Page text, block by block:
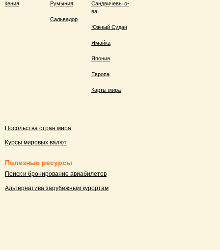
Кения Румыния
Сальвадор
Сандвичевы о-
ва
Южный Судан
Ямайка
Япония
Европа
Карты мира
Посольства стран мира
Курсы мировых валют
Полезные ресурсы
Поиск и бронирование авиабилетов
Альтернатива зарубежным курортам